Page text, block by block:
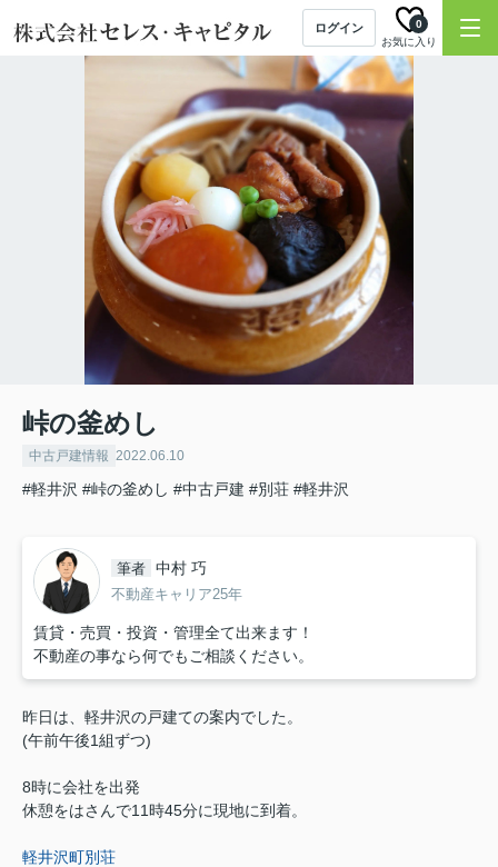
ログイン
お気に入り
0
峠の釜めし
中古戸建情報 2022.06.10
#軽井沢 #峠の釜めし #中古戸建 #別荘 #軽井沢
筆者 中村 巧
不動産キャリア25年
賃貸・売買・投資・管理全て出来ます！
不動産の事なら何でもご相談ください。
昨日は、軽井沢の戸建ての案内でした。
(午前午後1組ずつ)
8時に会社を出発
休憩をはさんで11時45分に現地に到着。
軽井沢町別荘